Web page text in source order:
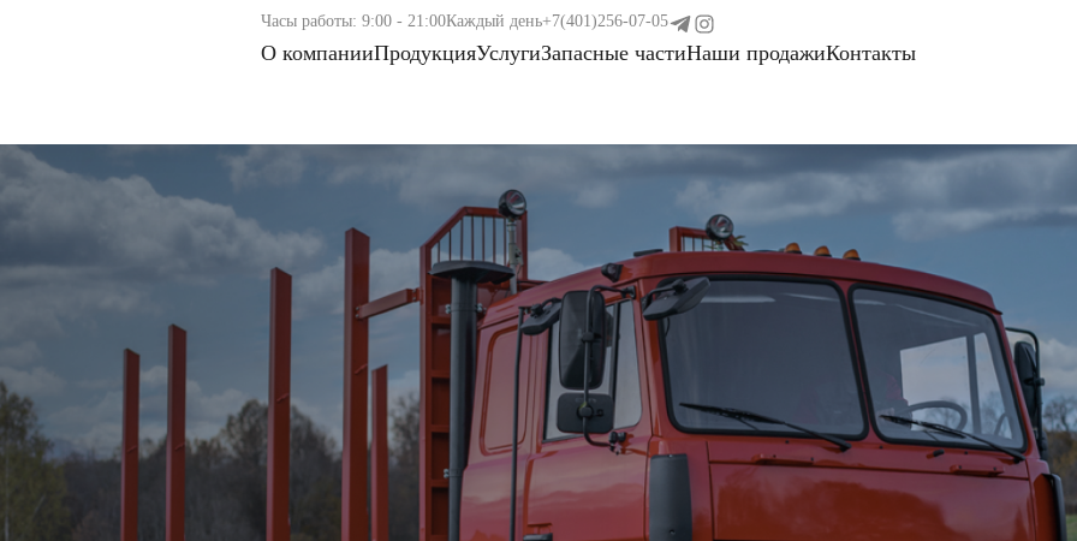
Часы работы: 9:00 - 21:00Каждый день+7(401)256-07-05
О компанииПродукцияУслугиЗапасные частиНаши продажиКонтакты